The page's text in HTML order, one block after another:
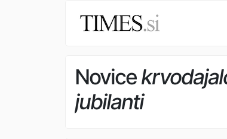
Novice
jubilanti